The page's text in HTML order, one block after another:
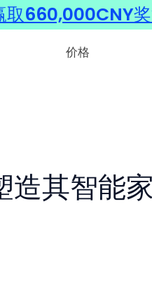
价格
造其智能
取660,000CNY